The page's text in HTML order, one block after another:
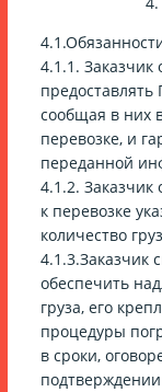
4.1.1. Заказчик
сообщая в них
перевозке, и
переданной
4.1.2. Заказчик
к перевозке
количество
4.1.3.Заказчик
обеспечить
груза, его
процедуры
в сроки,